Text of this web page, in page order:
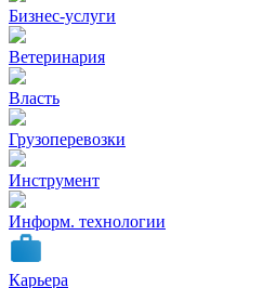
Бизнес-услуги
Ветеринария
Власть
Грузоперевозки
Инструмент
Информ. технологии
Карьера